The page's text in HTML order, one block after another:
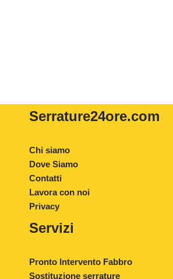
Serrature24ore.com
Chi siamo
Dove Siamo
Contatti
Lavora con noi
Privacy
Servizi
Pronto Intervento Fabbro
Sostituzione serrature